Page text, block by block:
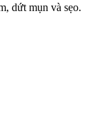
dứt mụn và sẹo.